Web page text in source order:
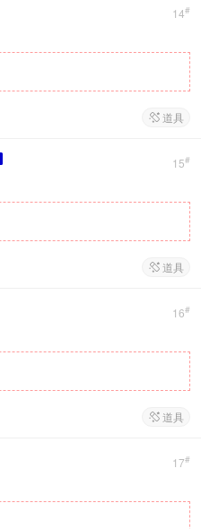
14#
 道具
15#
 道具
16#
 道具
17#